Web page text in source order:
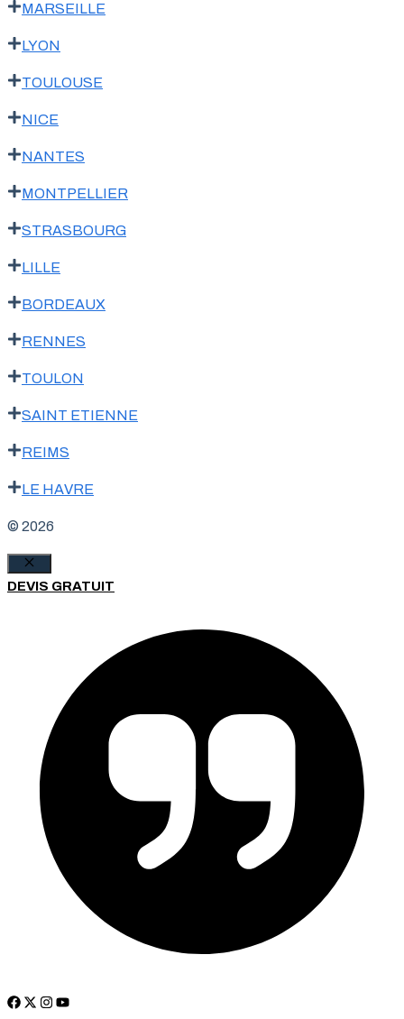
MARSEILLE
LYON
TOULOUSE
NICE
NANTES
MONTPELLIER
STRASBOURG
LILLE
BORDEAUX
RENNES
TOULON
SAINT ETIENNE
REIMS
LE HAVRE
© 2026
Fermer
DEVIS GRATUIT